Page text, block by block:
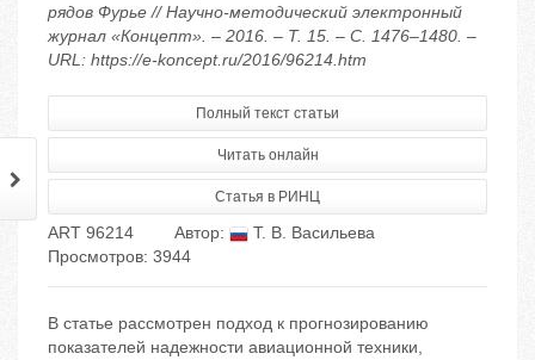
рядов Фурье // Научно-методический электронный
журнал «Концепт». – 2016. – Т. 15. – С. 1476–1480. –
URL: https://e-koncept.ru/2016/96214.htm
Полный текст статьи
Читать онлайн
Статья в РИНЦ
ART 96214 Автор:
Т. В. Васильева
Просмотров: 3944
В статье рассмотрен подход к прогнозированию
показателей надежности авиационной техники,